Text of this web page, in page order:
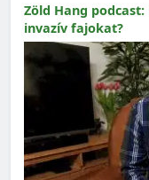
Zöld Hang
invazív fajokat?